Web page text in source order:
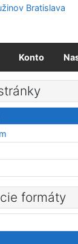
Konto
formáty